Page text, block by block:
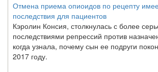
Отмена приема опиоидов по рецепту
последствия для пациентов
Кэролин Консия, столкнулась с более
последствиями репрессий против
когда узнала, почему сын ее подруги
2017 году.